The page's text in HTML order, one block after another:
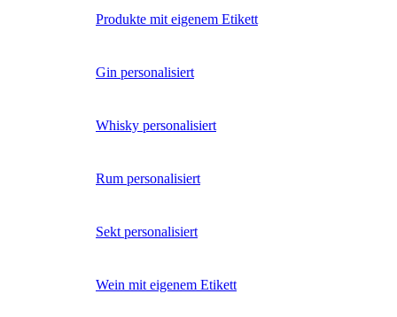
Produkte mit eigenem Etikett
Gin personalisiert
Whisky personalisiert
Rum personalisiert
Sekt personalisiert
Wein mit eigenem Etikett